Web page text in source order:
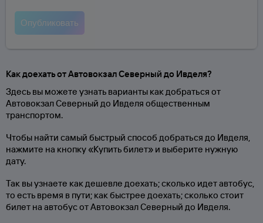
Как доехать от Автовокзал Северный до Ивделя?
Здесь вы можете узнать варианты как добраться от
Автовокзал Северный до Ивделя общественным
транспортом.
Чтобы найти самый быстрый способ добраться до Ивделя,
нажмите на кнопку «Купить билет» и выберите нужную
дату.
Так вы узнаете как дешевле доехать; сколько идет автобус,
то есть время в пути; как быстрее доехать; сколько стоит
билет на автобус от Автовокзал Северный до Ивделя.